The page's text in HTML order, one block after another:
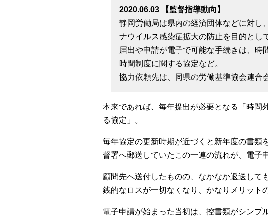
2020.06.03 【監督指導動向】
静岡労働局は県内の経済団体などに対し
ナウイルス感染症拡大の防止を目的とし
届出や申請が電子で可能な手続きは、時
時間制度に関する協定など。
協力依頼先は、同県の労働基準協会連合
本来であれば、毎年提出が必要となる「時間
る協定」。
毎年協定の更新時期が近づくと新年度の書類
督署へ郵送していたこの一連の流れが、電子
顧問先へ送付したものの、なかなか返送して
銭的なロスが一切なくなり、かなりメリット
電子申請が始まった当初は、控書類がシンプ